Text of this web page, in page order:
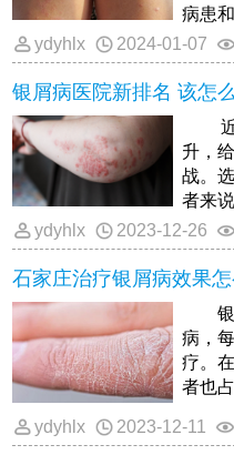
病患
医皮
ydyhlx 2024-01-07
银屑病医院新排名 该怎
近
升，
战。
者来
治疗
ydyhlx 2023-12-26
石家庄治疗银屑病效果
银
病，
疗。
者也
ydyhlx 2023-12-11